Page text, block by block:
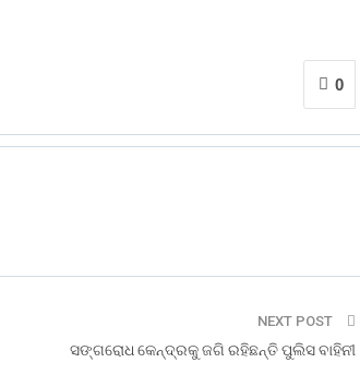
0
NEXT POST
ସଙ୍ଗରୋଧ କେନ୍ଦ୍ରକୁ ଜଗି ରହିଛନ୍ତି ପୁଲିସ ବାହିନୀ